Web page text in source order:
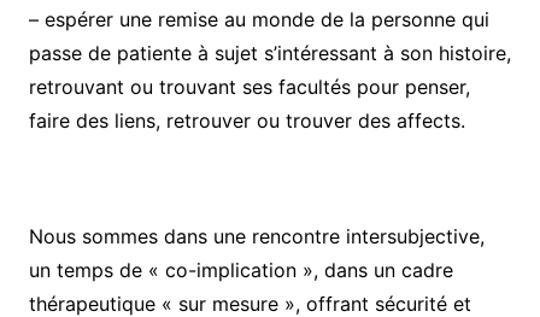
– espérer une remise au monde de la personne qui
passe de patiente à sujet s’intéressant à son histoire,
retrouvant ou trouvant ses facultés pour penser,
faire des liens, retrouver ou trouver des affects.
Nous sommes dans une rencontre intersubjective,
un temps de « co-implication », dans un cadre
thérapeutique « sur mesure », offrant sécurité et